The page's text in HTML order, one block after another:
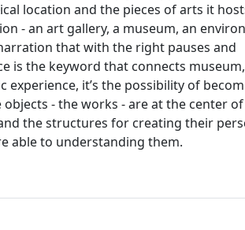
location and the pieces of arts it
- an art gallery, a museum, an
that with the right pauses and
is the keyword that connects museum,
it’s the possibility of
- the works - are at the center
the structures for creating their
able to understanding them.